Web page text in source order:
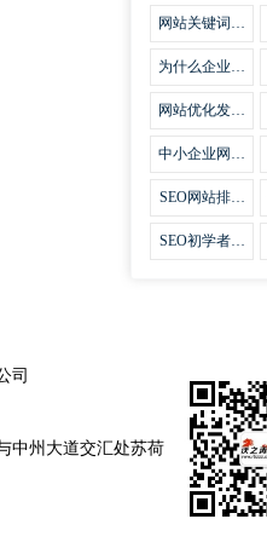
集插件
网站关键词优
么
为什么企业网
网站SEO优
网站优化发挥
中小企业网站
法
SEO网站排名
法宝
SEO初学者，
司
中州大道交汇处苏荷